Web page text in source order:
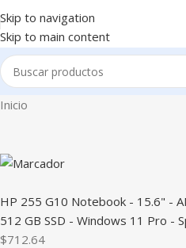
Skip to navigation
Skip to main content
Inicio
HP 255 G10 Notebook - 15.6" -
512 GB SSD - Windows 11 Pro -
$712.64